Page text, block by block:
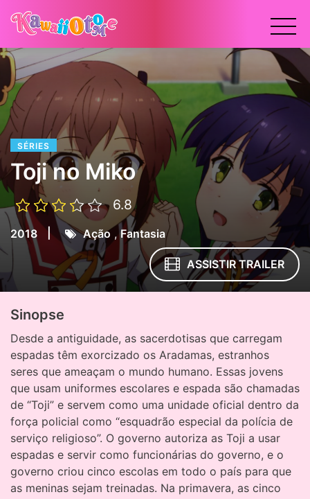
x
SÉRIES
Toji no Miko
6.8
2018 | Ação ,Fantasia
ASSISTIR TRAILER
Sinopse
Desde a antiguidade, as sacerdotisas que carregam
espadas têm exorcizado os Aradamas, estranhos
seres que ameaçam o mundo humano. Essas jovens
que usam uniformes escolares e espada são chamadas
de “Toji” e servem como uma unidade oficial dentro da
força policial como “esquadrão especial da polícia de
serviço religioso”. O governo autoriza as Toji a usar
espadas e servir como funcionárias do governo, e o
governo criou cinco escolas em todo o país para que
as meninas sejam treinadas. Na primavera, as cinco